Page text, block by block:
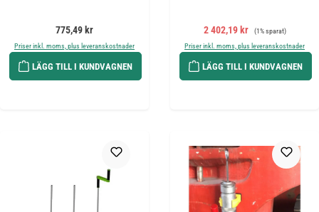
Ordinarie pris:
775,49 kr
Priser inkl. moms, plus leveranskostnader
LÄGG TILL I KUNDVAGNEN
Försäljningspris:
2 402,19 kr Ordinarie pris:
(1% sparat)
Priser inkl. moms, plus leveranskostnader
LÄGG TILL I KUNDVAGNEN